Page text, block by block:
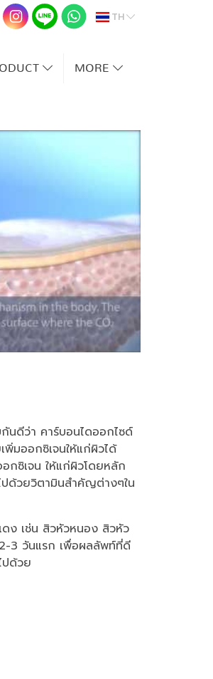
TH
MORE
นดีว่า คาร์บอนไดออกไซด์
มออกซิเจนให้แก่ผิวได้
กซิเจน ให้แก่ผิวโดยหลัก
ด้วยวิตามินสำคัญต่างๆใน
ง เช่น สิวหัวหนอง สิวหัว
2-3 วันแรก เพื่อผลลัพท์ที่ดี
ปด้วย